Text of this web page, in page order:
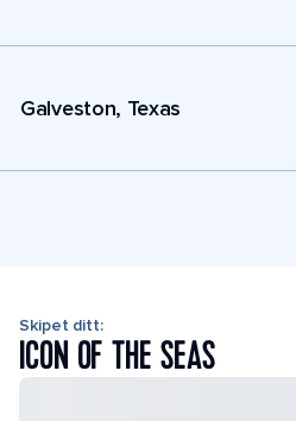
Galveston, Texas
Skipet ditt:
ICON OF THE SEAS